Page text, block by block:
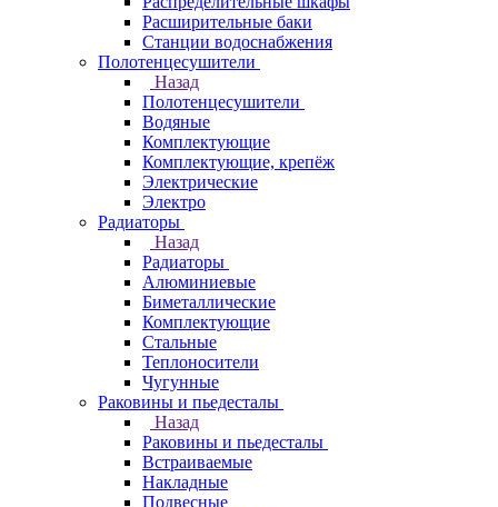
Расширительные баки
Станции водоснабжения
Полотенцесушители
Назад
Полотенцесушители
Водяные
Комплектующие
Комплектующие, крепёж
Электрические
Электро
Радиаторы
Назад
Радиаторы
Алюминиевые
Биметаллические
Комплектующие
Стальные
Теплоносители
Чугунные
Раковины и пьедесталы
Назад
Раковины и пьедесталы
Встраиваемые
Накладные
Подвесные